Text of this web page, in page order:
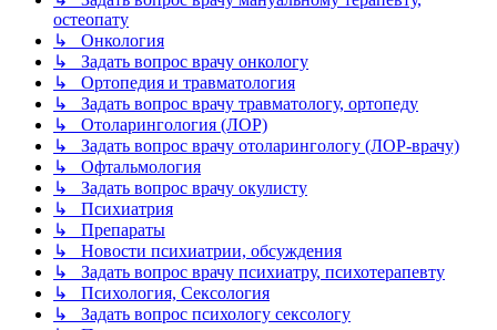
остеопату
↳ Онкология
↳ Задать вопрос врачу онкологу
↳ Ортопедия и травматология
↳ Задать вопрос врачу травматологу, ортопеду
↳ Отоларингология (ЛОР)
↳ Задать вопрос врачу отоларингологу (ЛОР-врачу)
↳ Офтальмология
↳ Задать вопрос врачу окулисту
↳ Психиатрия
↳ Препараты
↳ Новости психиатрии, обсуждения
↳ Задать вопрос врачу психиатру, психотерапевту
↳ Психология, Сексология
↳ Задать вопрос психологу сексологу